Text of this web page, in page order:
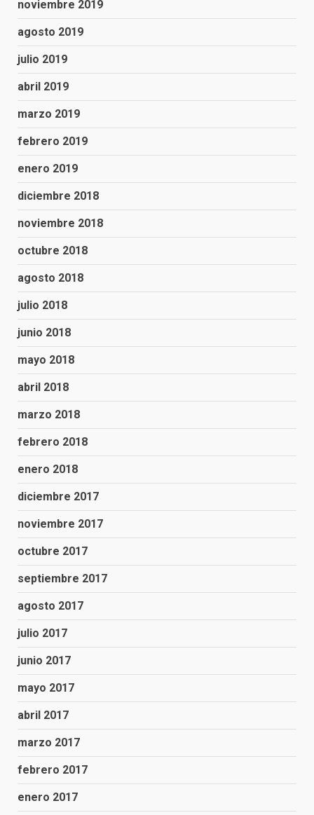
noviembre 2019
agosto 2019
julio 2019
abril 2019
marzo 2019
febrero 2019
enero 2019
diciembre 2018
noviembre 2018
octubre 2018
agosto 2018
julio 2018
junio 2018
mayo 2018
abril 2018
marzo 2018
febrero 2018
enero 2018
diciembre 2017
noviembre 2017
octubre 2017
septiembre 2017
agosto 2017
julio 2017
junio 2017
mayo 2017
abril 2017
marzo 2017
febrero 2017
enero 2017